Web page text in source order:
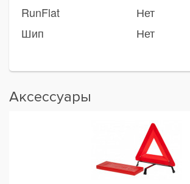
RunFlat
Нет
Шип
Нет
Аксессуары